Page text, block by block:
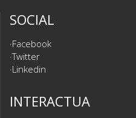
SOCIAL
Facebook
Twitter
Linkedin
INTERACTUA